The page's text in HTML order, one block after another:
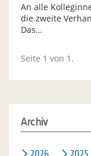
An alle
die zweite
Das…
Seite 1 von 1.
Archiv